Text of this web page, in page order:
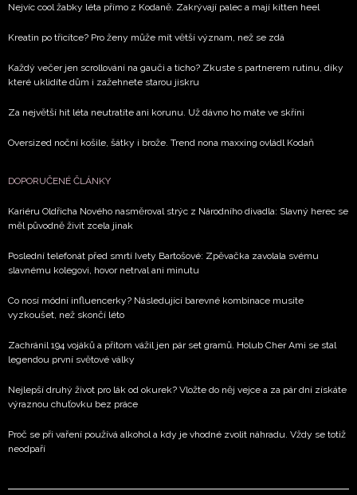
Nejvíc cool žabky léta přímo z Kodaně. Zakrývají palec a mají kitten heel
Kreatin po třicítce? Pro ženy může mít větší význam, než se zdá
Každý večer jen scrollování na gauči a ticho? Zkuste s partnerem rutinu, díky
které uklidíte dům i zažehnete starou jiskru
Za největší hit léta neutratíte ani korunu. Už dávno ho máte ve skříni
Oversized noční košile, šátky i brože. Trend nona maxxing ovládl Kodaň
DOPORUČENÉ ČLÁNKY
Kariéru Oldřicha Nového nasměroval strýc z Národního divadla: Slavný herec se
měl původně živit zcela jinak
Poslední telefonát před smrtí Ivety Bartošové: Zpěvačka zavolala svému
slavnému kolegovi, hovor netrval ani minutu
Co nosí módní influencerky? Následující barevné kombinace musíte
vyzkoušet, než skončí léto
Zachránil 194 vojáků a přitom vážil jen pár set gramů. Holub Cher Ami se stal
legendou první světové války
Nejlepší druhý život pro lák od okurek? Vložte do něj vejce a za pár dní získáte
výraznou chuťovku bez práce
Proč se při vaření používá alkohol a kdy je vhodné zvolit náhradu. Vždy se totiž
neodpaří